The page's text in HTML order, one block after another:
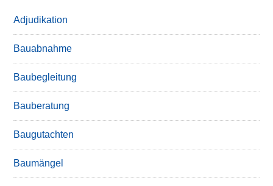
Adjudikation
Bauabnahme
Baubegleitung
Bauberatung
Baugutachten
Baumängel